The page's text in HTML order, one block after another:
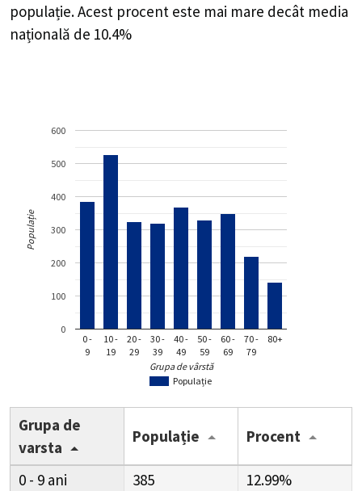
populație. Acest procent este mai mare decât media
națională de 10.4%
Populație
0 -
9
10 -
19
20 -
29
30 -
39
40 -
49
50 -
59
60 -
69
70 -
79
80+
0
100
200
300
400
500
600
Grupa de vârstă
Populație
Grupa de
varsta
Populație Procent
0 - 9 385
12.99%